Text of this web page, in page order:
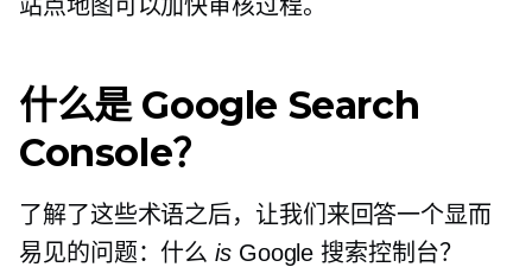
站点地图可以加快审核过程。
什么是 Google Search
Console？
了解了这些术语之后，让我们来回答一个显而
易见的问题：什么isGoogle 搜索控制台？